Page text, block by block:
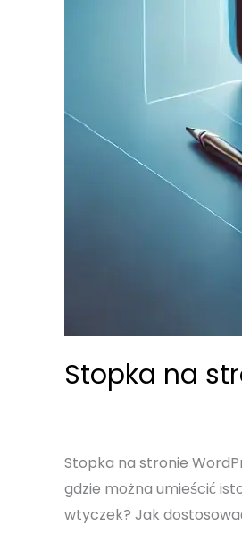
Stopka na
Stopka na stronie
gdzie można umieścić
wtyczek? Jak